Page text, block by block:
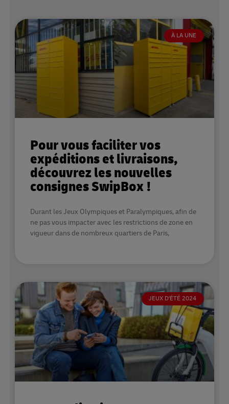
À LA UNE
Pour vous faciliter vos
expéditions et livraisons,
découvrez les nouvelles
consignes SwipBox !
Durant les Jeux Olympiques et Paralympiques, afin de
ne pas vous impacter avec les restrictions de zone en
vigueur dans de nombreux quartiers de Paris,
JEUX D'ÉTÉ 2024